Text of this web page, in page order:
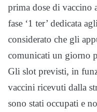
prima dose di vaccino
fase ‘1 ter’ dedicata
considerato che gli
comunicati un giorno
Gli slot previsti, in
vaccini ricevuti dalla
sono stati occupati e